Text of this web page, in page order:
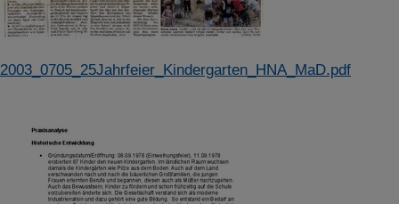
2003_0705_25Jahrfeier_Kindergarten_HNA_MaD.pdf